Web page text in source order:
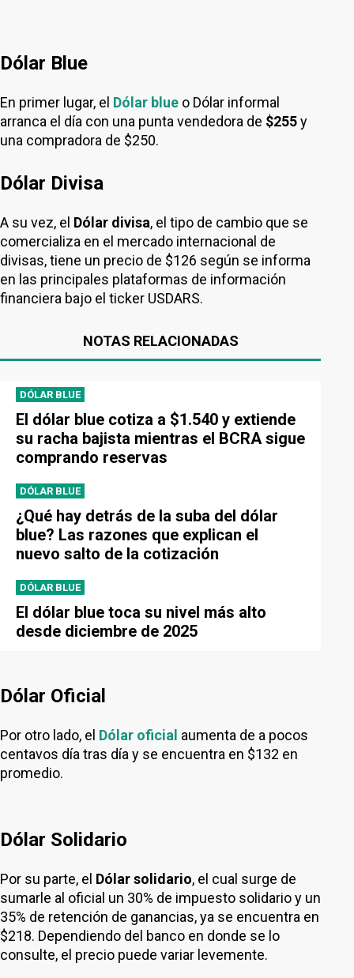
Dólar Blue
En primer lugar, el Dólar blue o Dólar informal
arranca el día con una punta vendedora de $255y
una compradora de $250.
Dólar Divisa
A su vez, el Dólar divisa, el tipo de cambio que se
comercializa en el mercado internacional de
divisas, tiene un precio de $126 según se informa
en las principales plataformas de información
financiera bajo el ticker USDARS.
NOTAS RELACIONADAS
DÓLAR BLUE
El dólar blue cotiza a $1.540 y extiende
su racha bajista mientras el BCRA sigue
comprando reservas
DÓLAR BLUE
¿Qué hay detrás de la suba del dólar
blue? Las razones que explican el
nuevo salto de la cotización
DÓLAR BLUE
El dólar blue toca su nivel más alto
desde diciembre de 2025
Dólar Oficial
Por otro lado, el Dólar oficial aumenta de a pocos
centavos día tras día y se encuentra en $132 en
promedio.
Dólar Solidario
Por su parte, el Dólar solidario, el cual surge de
sumarle al oficial un 30% de impuesto solidario y un
35% de retención de ganancias, ya se encuentra en
$218. Dependiendo del banco en donde se lo
consulte, el precio puede variar levemente.